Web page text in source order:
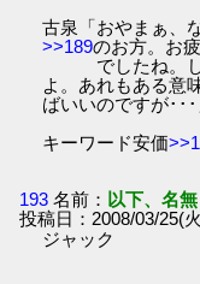
古泉「おやまぁ、
>>189のお方。お
でしたね。しか
よ。あれもある意
ばいいのですが･･･
キーワード安価
193 名前： 以下、名
投稿日：2008/03/25(
ジャック